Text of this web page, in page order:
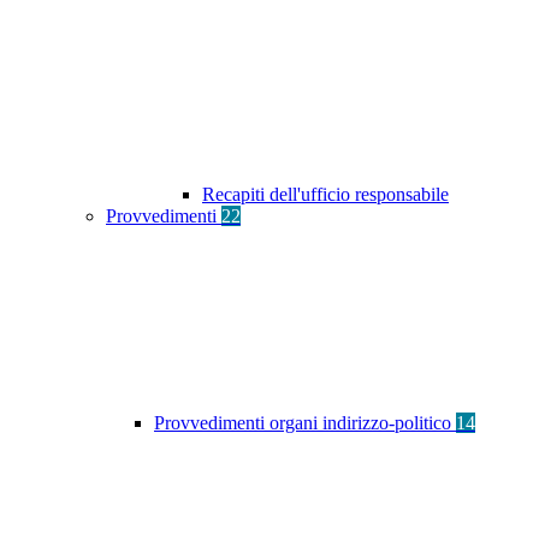
Recapiti dell'ufficio responsabile
Provvedimenti 22
Provvedimenti organi indirizzo-politico 14